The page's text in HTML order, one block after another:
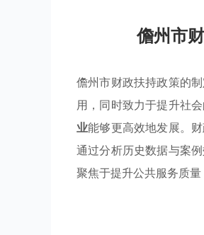
儋州市
儋州市财政扶持政策的
用，同时致力于提升社
业能够更高效地发展。
通过分析历史数据与案
聚焦于提升公共服务质